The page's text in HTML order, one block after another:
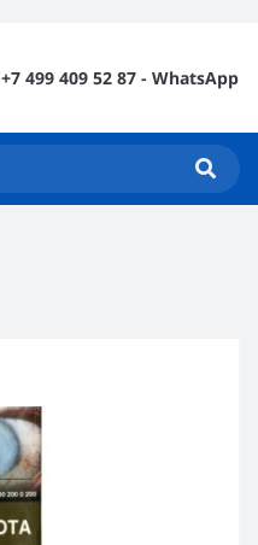
+7 499 409 52 87 - WhatsApp